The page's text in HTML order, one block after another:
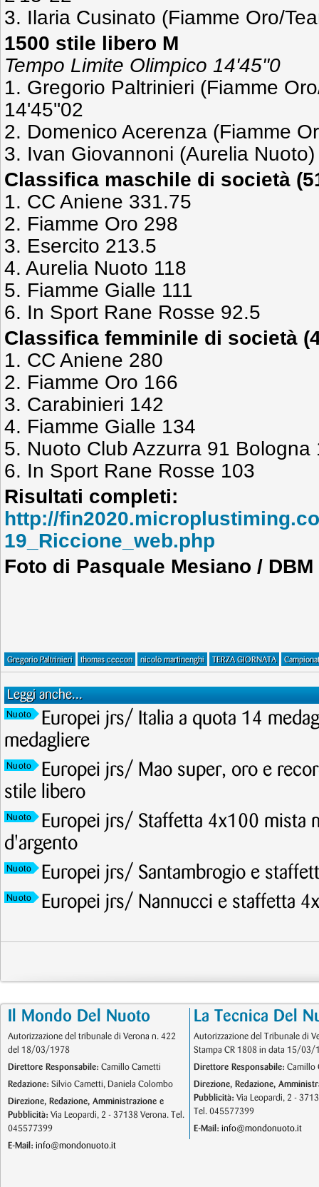
3. Ilaria Cusinato (Fiamme Oro/
1500 stile libero M
Tempo Limite Olimpico 14'45''0
1. Gregorio Paltrinieri (Fiamme
14'45''02
2. Domenico Acerenza (Fiamme
3. Ivan Giovannoni (Aurelia
Classifica maschile di società
1. CC Aniene 331.75
2. Fiamme Oro 298
3. Esercito 213.5
4. Aurelia Nuoto 118
5. Fiamme Gialle 111
6. In Sport Rane Rosse 92.5
Classifica femminile di società
1. CC Aniene 280
2. Fiamme Oro 166
3. Carabinieri 142
4. Fiamme Gialle 134
5. Nuoto Club Azzurra 91 Bologna
6. In Sport Rane Rosse 103
Risultati completi:
http://
19_Riccione_web.php
Foto di Pasquale Mesiano / DBM
Gregorio Paltrinieri thomas ceccon nicolò martinenghi TERZA GIORNATA
Leggi anche...
Nuoto
Europei jrs/ Italia a quota 14
medagliere
Nuoto
Europei jrs/ Mao super, oro e
stile libero
Nuoto
Europei jrs/ Staffetta 4x100 mista
d'argento
Nuoto Europei jrs/ Santambrogio e
Nuoto Europei jrs/ Nannucci e staffetta
Il Mondo Del Nuoto
Autorizzazione del tribunale di Verona n. 422
del 18/03/1978
Direttore Responsabile: Camillo Cametti
Redazione: Silvio Cametti, Daniela Colombo
Direzione, Redazione, Amministrazione e
Pubblicità: Via Leopardi, 2 - 37138 Verona. Tel.
045577399
E-Mail: info@mondonuoto.it
La Tecnica Del
Autorizzazione del Tribunale di
Stampa CR 1808 in data 15/03/
Direttore Responsabile: Camillo
Direzione, Redazione,
Pubblicità: Via Leopardi, 2 -
Tel. 045577399
E-Mail: info@mondonuoto.it